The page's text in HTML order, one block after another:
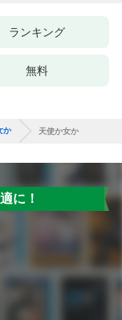
ランキング
無料
か 天使か女か
に！